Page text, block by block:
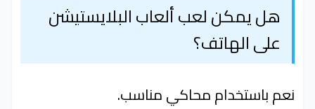
هل يمكن لعب ألعاب البلايستيشن
على الهاتف؟
نعم باستخدام محاكي مناسب.